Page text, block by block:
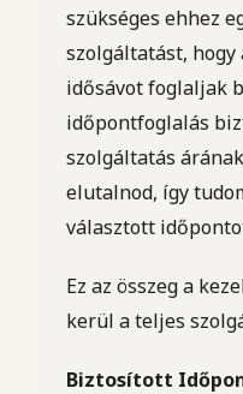
szükséges ehhez
szolgáltatást,
idősávot foglaljak
időpontfoglalás
szolgáltatás
elutalnod, így
választott
Ez az összeg a
kerül a teljes
Biztosított